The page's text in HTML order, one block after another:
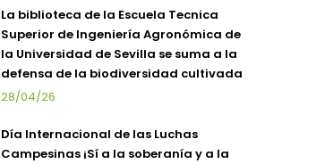
La biblioteca de la Escuela Tecnica
Superior de Ingeniería Agronómica de
la Universidad de Sevilla se suma a la
defensa de la biodiversidad cultivada
28/04/26
Día Internacional de las Luchas
Campesinas ¡Sí a la soberanía y a la